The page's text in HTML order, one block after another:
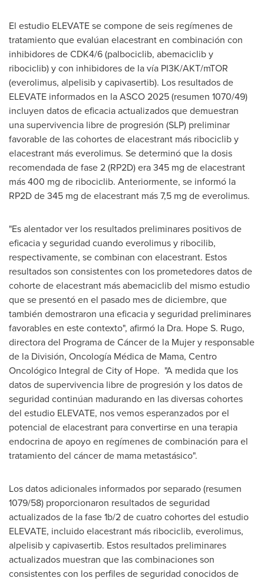
El estudio ELEVATE se compone de seis regímenes de
tratamiento que evalúan elacestrant en combinación con
inhibidores de CDK4/6 (palbociclib, abemaciclib y
ribociclib) y con inhibidores de la vía PI3K/AKT/mTOR
(everolimus, alpelisib y capivasertib). Los resultados de
ELEVATE informados en la ASCO 2025 (resumen 1070/49)
incluyen datos de eficacia actualizados que demuestran
una supervivencia libre de progresión (SLP) preliminar
favorable de las cohortes de elacestrant más ribociclib y
elacestrant más everolimus. Se determinó que la dosis
recomendada de fase 2 (RP2D) era 345 mg de elacestrant
más 400 mg de ribociclib. Anteriormente, se informó la
RP2D de 345 mg de elacestrant más 7,5 mg de everolimus.
"Es alentador ver los resultados preliminares positivos de
eficacia y seguridad cuando everolimus y ribocilib,
respectivamente, se combinan con elacestrant. Estos
resultados son consistentes con los prometedores datos de
cohorte de elacestrant más abemaciclib del mismo estudio
que se presentó en el pasado mes de diciembre, que
también demostraron una eficacia y seguridad preliminares
favorables en este contexto", afirmó la Dra. Hope S. Rugo,
directora del Programa de Cáncer de la Mujer y responsable
de la División, Oncología Médica de Mama, Centro
Oncológico Integral de City of Hope. "A medida que los
datos de supervivencia libre de progresión y los datos de
seguridad continúan madurando en las diversas cohortes
del estudio ELEVATE, nos vemos esperanzados por el
potencial de elacestrant para convertirse en una terapia
endocrina de apoyo en regímenes de combinación para el
tratamiento del cáncer de mama metastásico".
Los datos adicionales informados por separado (resumen
1079/58) proporcionaron resultados de seguridad
actualizados de la fase1b/2 de cuatro cohortes del estudio
ELEVATE, incluido elacestrant más ribociclib, everolimus,
alpelisib y capivasertib. Estos resultados preliminares
actualizados muestran que las combinaciones son
consistentes con los perfiles de seguridad conocidos de